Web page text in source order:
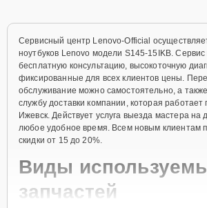
Сервисный центр Lenovo-Official
ноутбуков Lenovo модели S145-15IKB. Сервис
бесплатную консультацию, высокоточную
фиксированные для всех клиентов цены.
обслуживание можно самостоятельно, а
службу доставки компании, которая работает
Ижевск. Действует услуга выезда мастера на
любое удобное время. Всем новым клиентам
скидки от 15 до 20%.
Виды
запчастей